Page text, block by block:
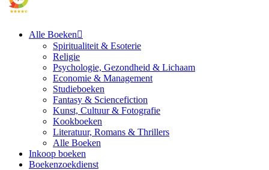
Alle Boeken
Spiritualiteit & Esoterie
Religie
Psychologie, Gezondheid & Lichaam
Economie & Management
Studieboeken
Fantasy & Sciencefiction
Kunst, Cultuur & Fotografie
Kookboeken
Literatuur, Romans & Thrillers
Alle Boeken
Inkoop boeken
Boekenzoekdienst